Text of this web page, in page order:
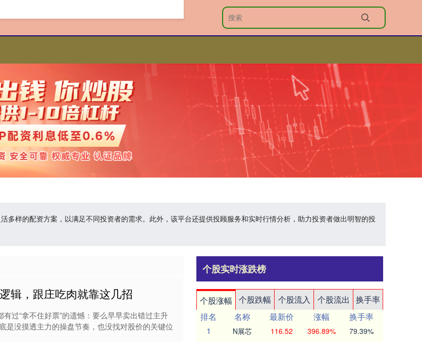
多样的配资方案，以满足不同投资者的需求。此外，该平台还提供投顾服务和实时行情分析，助力投资者做出明智的投
辑，跟庄吃肉就靠这几招
过“拿不住好票”的遗憾：要么早早卖出错过主升
是没摸透主力的操盘节奏，也没找对股价的关键位
个股实时涨跌榜
个股涨幅 个股跌幅 个股流入 个股流出
换手率
排名
名称 最新价 涨幅
换手率
1
N展芯 116.52 396.89% 79.39%